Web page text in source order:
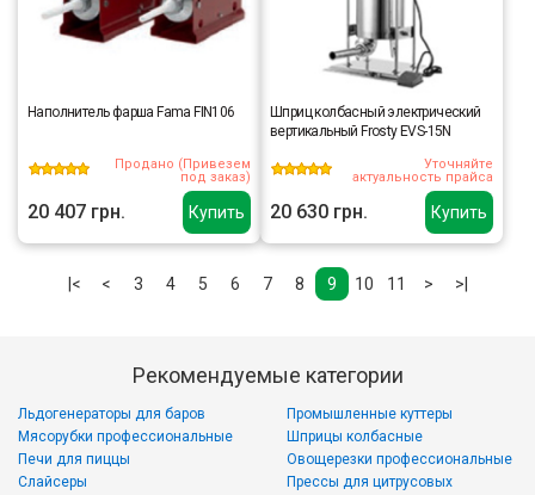
Купить
Наполнитель фарша Fama FIN106
Продано (Привезем
под заказ)
20 407 грн. Купить
Шприц колбасный электрический
вертикальный Frosty EVS-15N
Уточняйте
актуальность прайса
20 630 грн.
|< < 3 4 5 6 7 8 9 10 11 > >|
Рекомендуемые категории
Льдогенераторы для баров
Мясорубки профессиональные
Печи для пиццы
Слайсеры
Промышленные куттеры
Шприцы колбасные
Овощерезки профессиональные
Прессы для цитрусовых